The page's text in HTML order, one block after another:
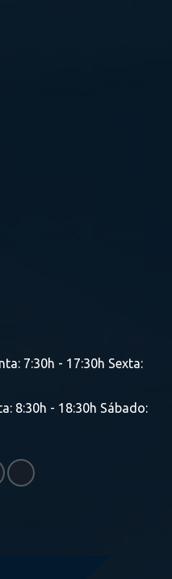
7:30h - 17:30h Sexta:
8:30h - 18:30h Sábado: